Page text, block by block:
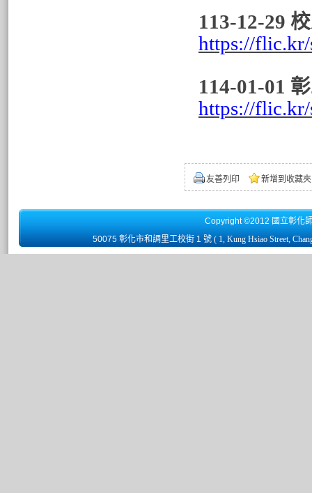
113-12-29
https://
114-01-01
https://
友善列印 新增到收藏夾
Copyright ©2012 國立彰化
50075 彰化市和調里工校街 1 號 ( 1, Kung Hsiao Street,